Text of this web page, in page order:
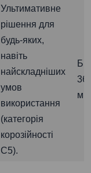
Ультимативне
рішення для
будь-яких,
навіть
найскладніших
умов
використання
(категорія
корозійності
C5).
36